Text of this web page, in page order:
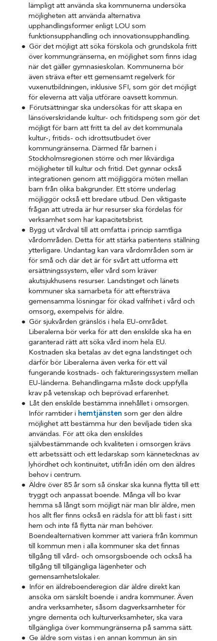
lämpligt att använda ska kommunerna undersöka
möjligheten att använda alternativa
upphandlingsformer enligt LOU som
funktionsupphandling och innovationsupphandling.
Gör det möjligt att söka förskola och grundskola fritt
över kommungränserna, en möjlighet som finns idag
när det gäller gymnasieskolan. Kommunerna bör
även sträva efter ett gemensamt regelverk för
vuxenutbildningen, inklusive SFI, som gör det möjligt
för eleverna att välja utförare oavsett kommun.
Förutsättningar ska undersökas för att skapa en
länsöverskridande kultur- och fritidspeng som gör det
möjligt för barn att fritt ta del av det kommunala
kultur-, fritids- och idrottsutbudet över
kommungränserna. Därmed får barnen i
Stockholmsregionen större och mer likvärdiga
möjligheter till kultur och fritid. Det gynnar också
integrationen genom att möjliggöra möten mellan
barn från olika bakgrunder. Ett större underlag
möjliggör också ett bredare utbud. Den viktigaste
frågan att utreda är hur resurser ska fördelas för
verksamhet som har kapacitetsbrist.
Bygg ut vårdval till att omfatta i princip samtliga
vårdområden. Detta för att stärka patientens ställning
ytterligare. Undantag kan vara vårdområden som är
för små och där det är för svårt att utforma ett
ersättningssystem, eller vård som kräver
akutsjukhusens resurser. Landstinget och länets
kommuner ska samarbeta för att eftersträva
gemensamma lösningar för ökad valfrihet i vård och
omsorg, exempelvis för äldre.
Gör sjukvården gränslös i hela EU-området.
Liberalerna bör verka för att den enskilde ska ha en
garanterad rätt att söka vård inom hela EU.
Kostnaden ska betalas av det egna landstinget och
därför bör Liberalerna även verka för ett väl
fungerande kostnads- och faktureringssystem mellan
EU-länderna. Behandlingarna måste dock uppfylla
krav på vetenskap och beprövad erfarenhet.
Låt den enskilde bestämma innehållet i omsorgen.
Inför ramtider i hemtjänsten som ger den äldre
möjlighet att bestämma hur den beviljade tiden ska
användas. För att öka den enskildes
självbestämmande och kvaliteten i omsorgen krävs
ett arbetssätt och ett ledarskap som kännetecknas av
lyhördhet och kontinuitet, utifrån idén om den äldres
behov i centrum.
Äldre över 85 år som så önskar ska kunna flytta till ett
tryggt och anpassat boende. Många vill bo kvar
hemma så långt som möjligt när man blir äldre, men
hos allt fler finns också en rädsla för att bli fast i sitt
hem och inte få flytta när man behöver.
Boendealternativen kommer att variera från kommun
till kommun men i alla kommuner ska det finnas
tillgång till vård- och omsorgsboende och också ha
tillgång till tillgängliga lägenheter och
gemensamhetslokaler.
Inför en äldreboenderegion där äldre direkt kan
ansöka om särskilt boende i andra kommuner. Även
andra verksamheter, såsom dagverksamheter för
yngre dementa och kulturverksamheter, ska vara
tillgängliga över kommungränserna på samma sätt.
Ge äldre som vistas i en annan kommun än sin